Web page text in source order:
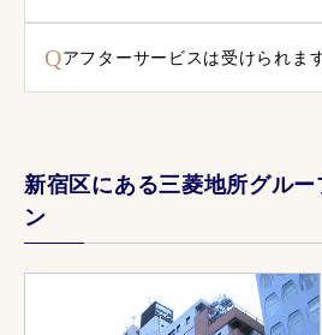
Qアフターサービスは受けられま
新宿区にある三菱地所グルー
ン